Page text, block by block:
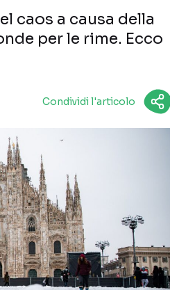
caos a causa della
per le rime. Ecco
Condividi l'articolo